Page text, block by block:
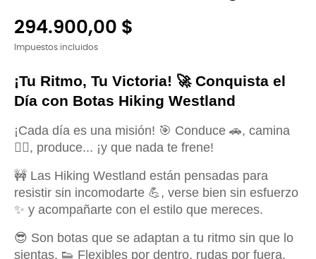
294.900,00 $
Impuestos incluidos
¡Tu Ritmo, Tu Victoria! 🚀 Conquista el
Día con Botas Hiking Westland
¡Cada día es una misión! 🎯 Conduce 🚗, camina
🚶‍♂️, produce... ¡y que nada te frene!
🚧 Las Hiking Westland están pensadas para
resistir sin incomodarte 💪, verse bien sin esfuerzo
✨ y acompañarte con el estilo que mereces.
😎 Son botas que se adaptan a tu ritmo sin que lo
sientas. 👟 Flexibles por dentro, rudas por fuera.